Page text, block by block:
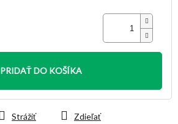
PRIDAŤ DO KOŠÍKA
Strážiť Zdieľať